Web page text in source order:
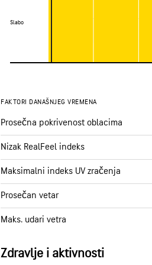
Slabo
Slabo
FAKTORI DANAŠNJEG VREMENA
Prosečna pokrivenost oblacima
Nizak RealFeel indeks
Maksimalni indeks UV zračenja
Prosečan vetar
Maks. udari vetra
Zdravlje i aktivnosti